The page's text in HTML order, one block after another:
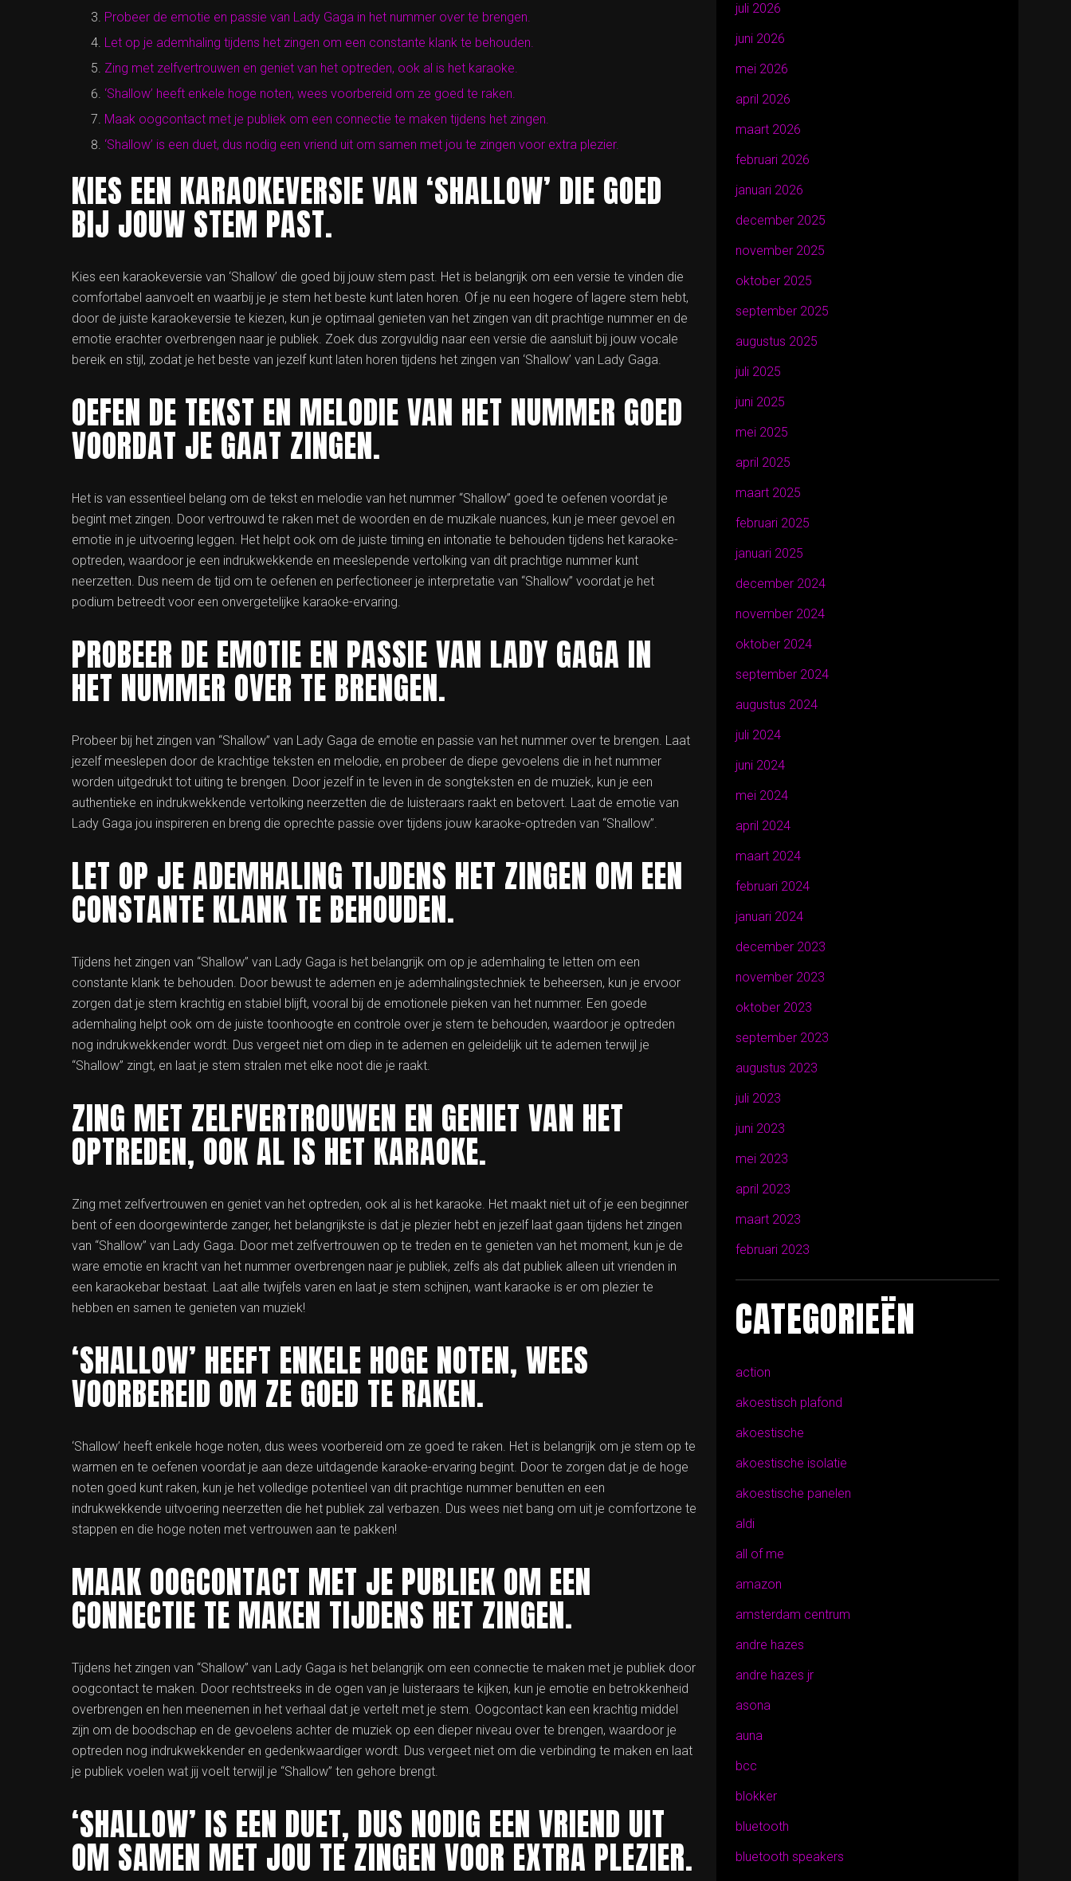
Probeer de emotie en passie van Lady Gaga in het nummer over te brengen.
Let op je ademhaling tijdens het zingen om een constante klank te behouden.
Zing met zelfvertrouwen en geniet van het optreden, ook al is het karaoke.
‘Shallow’ heeft enkele hoge noten, wees voorbereid om ze goed te raken.
Maak oogcontact met je publiek om een connectie te maken tijdens het zingen.
‘Shallow’ is een duet, dus nodig een vriend uit om samen met jou te zingen voor extra plezier.
KIES EEN KARAOKEVERSIE VAN ‘SHALLOW’ DIE GOED
BIJ JOUW STEM PAST.
Kies een karaokeversie van ‘Shallow’ die goed bij jouw stem past. Het is belangrijk om een versie te vinden die
comfortabel aanvoelt en waarbij je je stem het beste kunt laten horen. Of je nu een hogere of lagere stem hebt,
door de juiste karaokeversie te kiezen, kun je optimaal genieten van het zingen van dit prachtige nummer en de
emotie erachter overbrengen naar je publiek. Zoek dus zorgvuldig naar een versie die aansluit bij jouw vocale
bereik en stijl, zodat je het beste van jezelf kunt laten horen tijdens het zingen van ‘Shallow’ van Lady Gaga.
OEFEN DE TEKST EN MELODIE VAN HET NUMMER GOED
VOORDAT JE GAAT ZINGEN.
Het is van essentieel belang om de tekst en melodie van het nummer “Shallow” goed te oefenen voordat je
begint met zingen. Door vertrouwd te raken met de woorden en de muzikale nuances, kun je meer gevoel en
emotie in je uitvoering leggen. Het helpt ook om de juiste timing en intonatie te behouden tijdens het karaoke-
optreden, waardoor je een indrukwekkende en meeslepende vertolking van dit prachtige nummer kunt
neerzetten. Dus neem de tijd om te oefenen en perfectioneer je interpretatie van “Shallow” voordat je het
podium betreedt voor een onvergetelijke karaoke-ervaring.
PROBEER DE EMOTIE EN PASSIE VAN LADY GAGA IN
HET NUMMER OVER TE BRENGEN.
Probeer bij het zingen van “Shallow” van Lady Gaga de emotie en passie van het nummer over te brengen. Laat
jezelf meeslepen door de krachtige teksten en melodie, en probeer de diepe gevoelens die in het nummer
worden uitgedrukt tot uiting te brengen. Door jezelf in te leven in de songteksten en de muziek, kun je een
authentieke en indrukwekkende vertolking neerzetten die de luisteraars raakt en betovert. Laat de emotie van
Lady Gaga jou inspireren en breng die oprechte passie over tijdens jouw karaoke-optreden van “Shallow”.
LET OP JE ADEMHALING TIJDENS HET ZINGEN OM EEN
CONSTANTE KLANK TE BEHOUDEN.
Tijdens het zingen van “Shallow” van Lady Gaga is het belangrijk om op je ademhaling te letten om een
constante klank te behouden. Door bewust te ademen en je ademhalingstechniek te beheersen, kun je ervoor
zorgen dat je stem krachtig en stabiel blijft, vooral bij de emotionele pieken van het nummer. Een goede
ademhaling helpt ook om de juiste toonhoogte en controle over je stem te behouden, waardoor je optreden
nog indrukwekkender wordt. Dus vergeet niet om diep in te ademen en geleidelijk uit te ademen terwijl je
“Shallow” zingt, en laat je stem stralen met elke noot die je raakt.
ZING MET ZELFVERTROUWEN EN GENIET VAN HET
OPTREDEN, OOK AL IS HET KARAOKE.
Zing met zelfvertrouwen en geniet van het optreden, ook al is het karaoke. Het maakt niet uit of je een beginner
bent of een doorgewinterde zanger, het belangrijkste is dat je plezier hebt en jezelf laat gaan tijdens het zingen
van “Shallow” van Lady Gaga. Door met zelfvertrouwen op te treden en te genieten van het moment, kun je de
ware emotie en kracht van het nummer overbrengen naar je publiek, zelfs als dat publiek alleen uit vrienden in
een karaokebar bestaat. Laat alle twijfels varen en laat je stem schijnen, want karaoke is er om plezier te
hebben en samen te genieten van muziek!
‘SHALLOW’ HEEFT ENKELE HOGE NOTEN, WEES
VOORBEREID OM ZE GOED TE RAKEN.
‘Shallow’ heeft enkele hoge noten, dus wees voorbereid om ze goed te raken. Het is belangrijk om je stem op te
warmen en te oefenen voordat je aan deze uitdagende karaoke-ervaring begint. Door te zorgen dat je de hoge
noten goed kunt raken, kun je het volledige potentieel van dit prachtige nummer benutten en een
indrukwekkende uitvoering neerzetten die het publiek zal verbazen. Dus wees niet bang om uit je comfortzone te
stappen en die hoge noten met vertrouwen aan te pakken!
MAAK OOGCONTACT MET JE PUBLIEK OM EEN
CONNECTIE TE MAKEN TIJDENS HET ZINGEN.
Tijdens het zingen van “Shallow” van Lady Gaga is het belangrijk om een connectie te maken met je publiek door
oogcontact te maken. Door rechtstreeks in de ogen van je luisteraars te kijken, kun je emotie en betrokkenheid
overbrengen en hen meenemen in het verhaal dat je vertelt met je stem. Oogcontact kan een krachtig middel
zijn om de boodschap en de gevoelens achter de muziek op een dieper niveau over te brengen, waardoor je
optreden nog indrukwekkender en gedenkwaardiger wordt. Dus vergeet niet om die verbinding te maken en laat
je publiek voelen wat jij voelt terwijl je “Shallow” ten gehore brengt.
‘SHALLOW’ IS EEN DUET, DUS NODIG EEN VRIEND UIT
OM SAMEN MET JOU TE ZINGEN VOOR EXTRA PLEZIER.
juli 2026
juni 2026
mei 2026
april 2026
maart 2026
februari 2026
januari 2026
december 2025
november 2025
oktober 2025
september 2025
augustus 2025
juli 2025
juni 2025
mei 2025
april 2025
maart 2025
februari 2025
januari 2025
december 2024
november 2024
oktober 2024
september 2024
augustus 2024
juli 2024
juni 2024
mei 2024
april 2024
maart 2024
februari 2024
januari 2024
december 2023
november 2023
oktober 2023
september 2023
augustus 2023
juli 2023
juni 2023
mei 2023
april 2023
maart 2023
februari 2023
CATEGORIEËN
action
akoestisch plafond
akoestische
akoestische isolatie
akoestische panelen
aldi
all of me
amazon
amsterdam centrum
andre hazes
andre hazes jr
asona
auna
bcc
blokker
bluetooth
bluetooth speakers